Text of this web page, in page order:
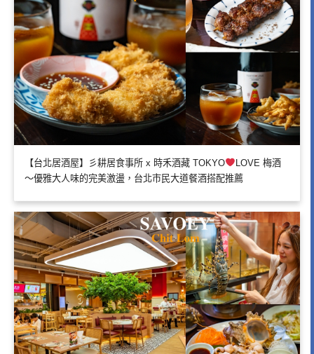
【台北居酒屋】彡耕居食事所 x 時禾酒藏 TOKYO
LOVE 梅酒
～優雅大人味的完美激盪，台北市民大道餐酒搭配推薦